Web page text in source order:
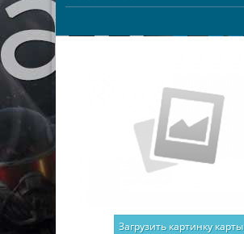
Загрузить картинку карты